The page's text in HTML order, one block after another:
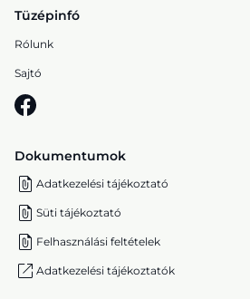
Tüzépinfó
Rólunk
Sajtó
Dokumentumok
Adatkezelési tájékoztató
Süti tájékoztató
Felhasználási feltételek
Adatkezelési tájékoztatók